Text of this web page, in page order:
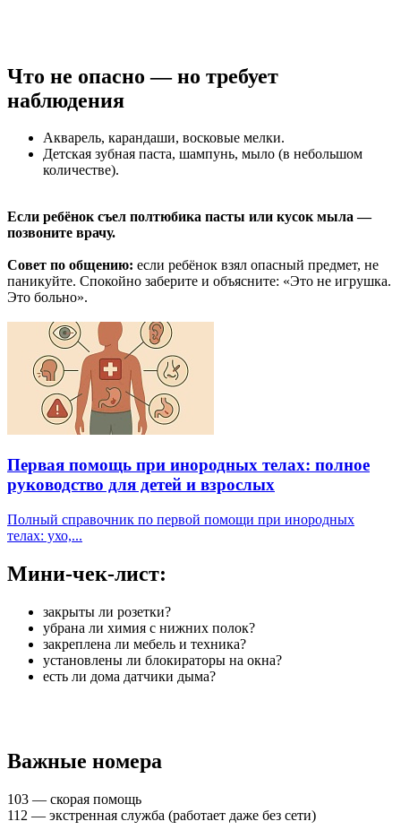
Что не опасно — но требует
наблюдения
Акварель, карандаши, восковые мелки.
Детская зубная паста, шампунь, мыло (в небольшом
количестве).
Если ребёнок съел полтюбика пасты или кусок мыла —
позвоните врачу.
Совет по общению: если ребёнок взял опасный предмет, не
паникуйте. Спокойно заберите и объясните: «Это не игрушка.
Это больно».
Первая помощь при инородных телах: полное
руководство для детей и взрослых
Полный справочник по первой помощи при инородных
телах: ухо,...
Мини-чек-лист:
закрыты ли розетки?
убрана ли химия с нижних полок?
закреплена ли мебель и техника?
установлены ли блокираторы на окна?
есть ли дома датчики дыма?
Важные номера
103 — скорая помощь
112 — экстренная служба (работает даже без сети)